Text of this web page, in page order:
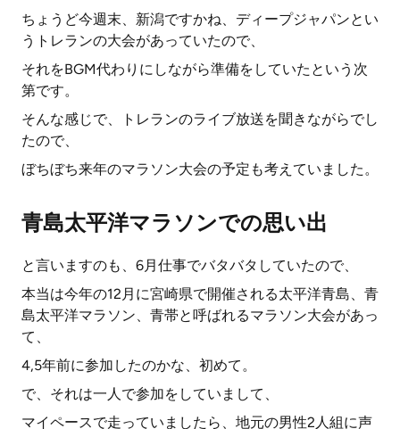
ちょうど今週末、新潟ですかね、ディープジャパンとい
うトレランの大会があっていたので、
それをBGM代わりにしながら準備をしていたという次
第です。
そんな感じで、トレランのライブ放送を聞きながらでし
たので、
ぼちぼち来年のマラソン大会の予定も考えていました。
青島太平洋マラソンでの思い出
と言いますのも、6月仕事でバタバタしていたので、
本当は今年の12月に宮崎県で開催される太平洋青島、青
島太平洋マラソン、青帯と呼ばれるマラソン大会があっ
て、
4,5年前に参加したのかな、初めて。
で、それは一人で参加をしていまして、
マイペースで走っていましたら、地元の男性2人組に声